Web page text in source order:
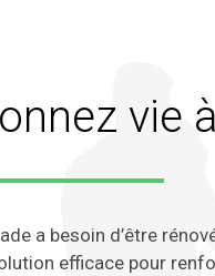
vie
a besoin d’être
efficace pour